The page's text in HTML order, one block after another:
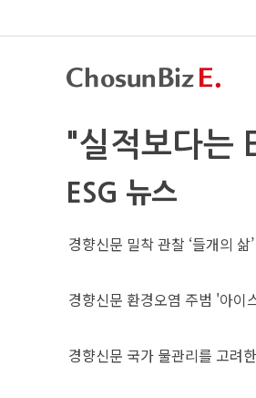
"실적보다는
ESG 뉴스
경향신문 밀착 관찰 ‘들개의
경향신문 환경오염 주범 '아이
경향신문 국가 물관리를 고려